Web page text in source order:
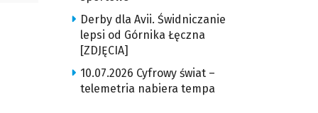
Derby dla Avii. Świdniczanie
lepsi od Górnika Łęczna
[ZDJĘCIA]
10.07.2026 Cyfrowy świat –
telemetria nabiera tempa